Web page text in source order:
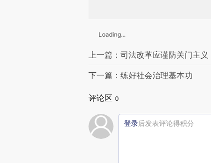
Loading...
上一篇：司法改革应谨防关门主义
下一篇：练好社会治理基本功
评论区 0
登录后发表评论得积分